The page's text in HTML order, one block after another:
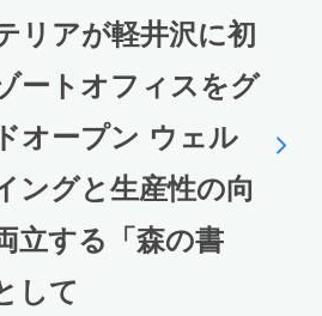
リアが軽井沢に初
ートオフィスをグ
オープン ウェル
ングと生産性の向
立する「森の書
して